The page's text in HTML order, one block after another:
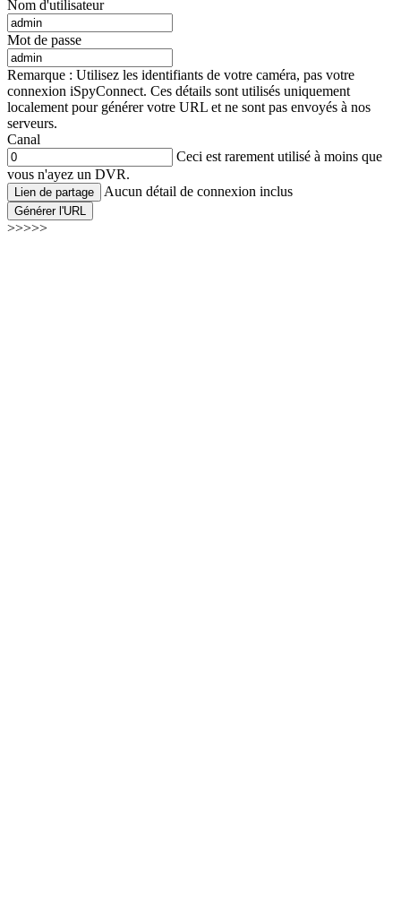
Nom d'utilisateur
Mot de passe
Remarque : Utilisez les identifiants de votre caméra, pas votre
connexion iSpyConnect. Ces détails sont utilisés uniquement
localement pour générer votre URL et ne sont pas envoyés à nos
serveurs.
Canal
Ceci est rarement utilisé à moins que
vous n'ayez un DVR.
Lien de partage Aucun détail de connexion inclus
Générer l'URL
>>>>>